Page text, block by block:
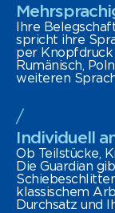
Ihre
spricht ihre
per Knopfdruck
Rumänisch,
weiteren
/
Individuell
Ob Teilstücke,
Die Guardian
klassischem
Durchsatz und